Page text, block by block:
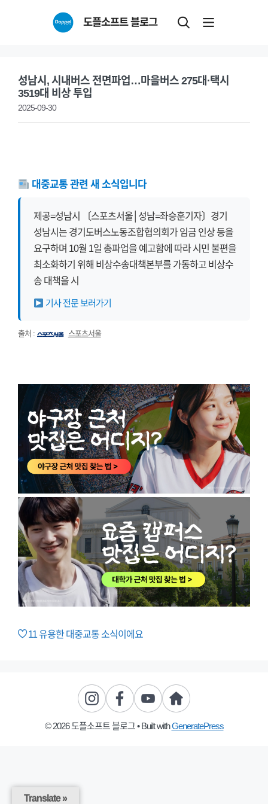
도플소프트 블로그
성남시, 시내버스 전면파업…마을버스 275대·택시
3519대 비상 투입
2025-09-30
대중교통 관련 새 소식입니다
제공=성남시 〔스포츠서울│성남=좌승훈기자〕경기
성남시는 경기도버스노동조합협의회가 임금 인상 등을
요구하며 10월 1일 총파업을 예고함에 따라 시민 불편을
최소화하기 위해 비상수송대책본부를 가동하고 비상수
송 대책을 시
기사 전문 보러가기
출처 : 스포츠서울
11유용한 대중교통 소식이에요
© 2026 도플소프트 블로그• Built withGeneratePress
Translate »